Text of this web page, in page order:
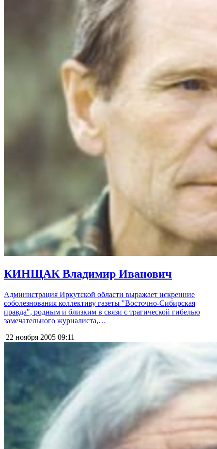
КИНЩАК Владимир Иванович
Администрация Иркутской области выражает искренние
соболезнования коллективу газеты "Восточно-Сибирская
правда", родным и близким в связи с трагической гибелью
замечательного журналиста,…
22 ноября 2005 09:11